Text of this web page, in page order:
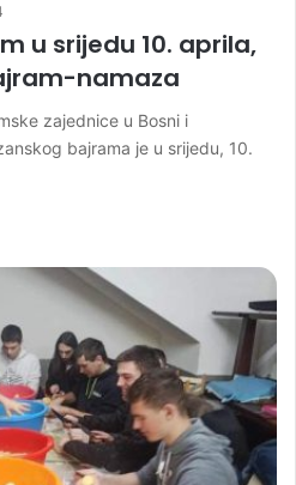
u srijedu 10. aprila,
namaza
zajednice u Bosni i
bajrama je u srijedu, 10.